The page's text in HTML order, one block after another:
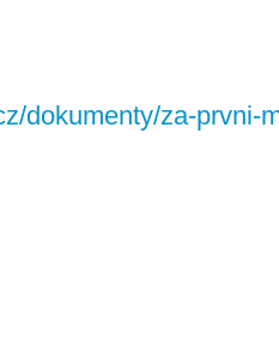
dokumenty/za-prvni-